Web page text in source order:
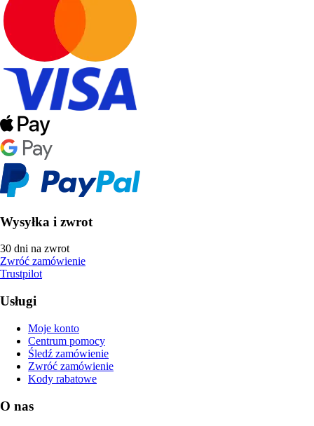
Wysyłka i zwrot
30 dni na zwrot
Zwróć zamówienie
Trustpilot
Usługi
Moje konto
Centrum pomocy
Śledź zamówienie
Zwróć zamówienie
Kody rabatowe
O nas